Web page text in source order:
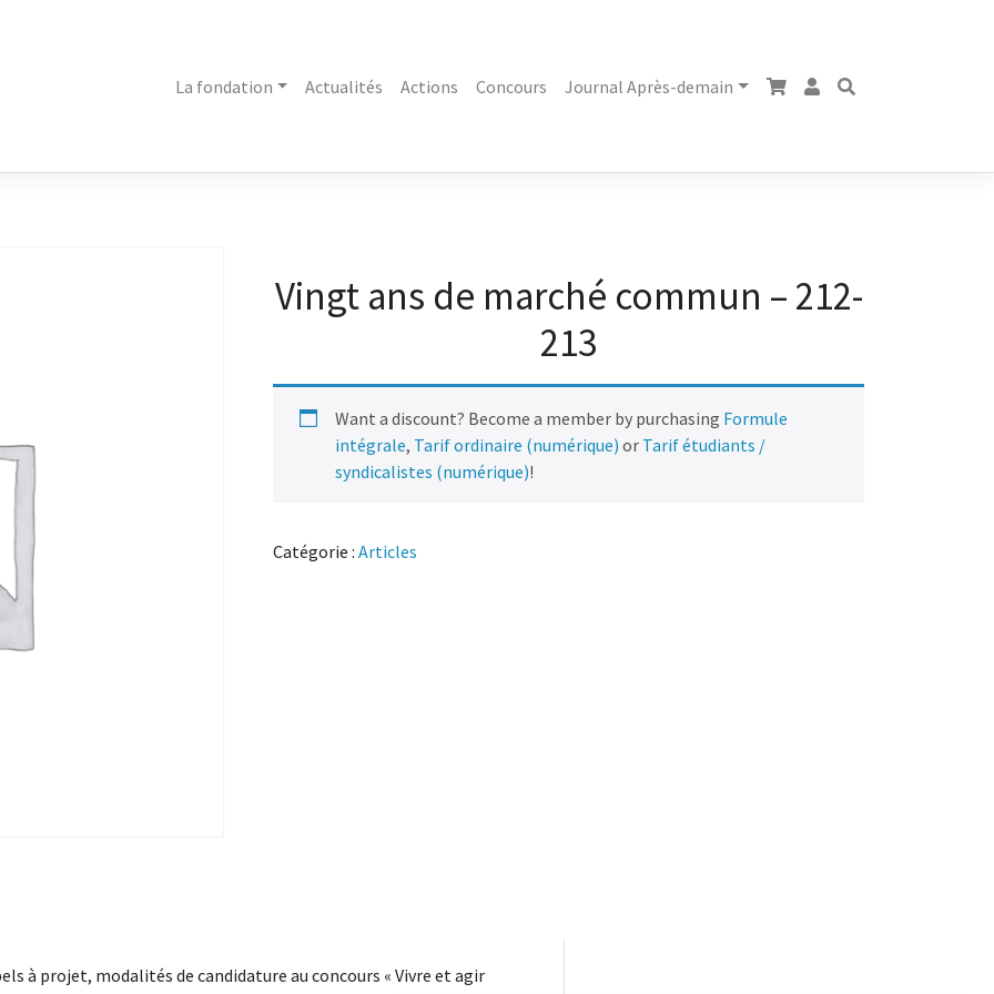
La fondation Actualités Actions Concours Journal Après-demain
Vingt ans de marché commun – 212-
213
Want a discount? Become a member by purchasing Formule
intégrale, Tarif ordinaire (numérique) or Tarif étudiants /
syndicalistes (numérique)!
Catégorie :Articles
à projet, modalités de candidature au concours « Vivre et agir